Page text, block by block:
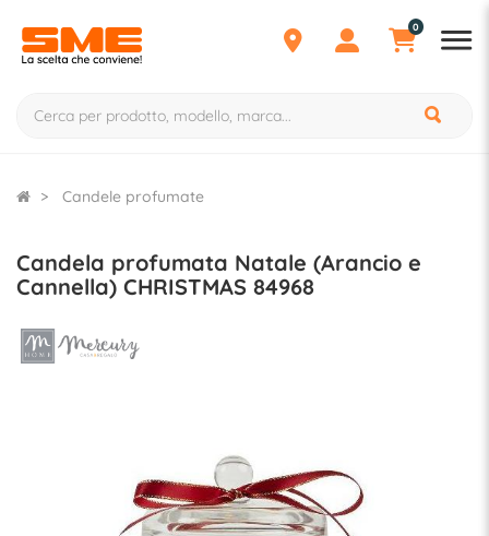
0
Candele profumate
Candela profumata Natale (Arancio e
Cannella) CHRISTMAS 84968